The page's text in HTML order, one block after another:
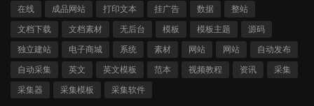
在线
成品网站 打印文本 挂广告 数据
整站
文档下载
文档素材 无后台 模板 模板主题
源码
独立建站
电子商城 系统 素材 网站 网站
自动发布
自动采集
英文 英文模板 范本 视频教程 资讯
采集
采集器
采集模板 采集软件